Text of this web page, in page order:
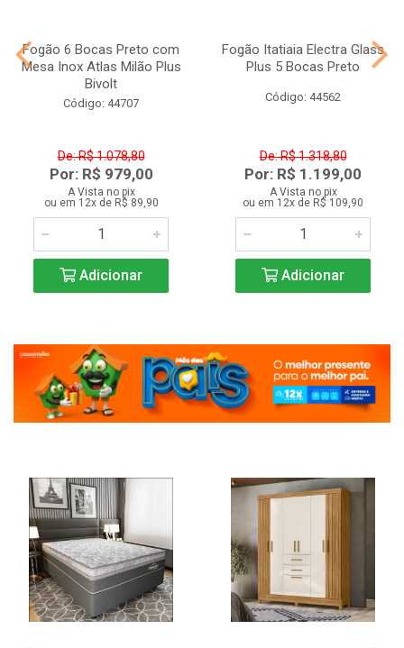
Fogão 6 Bocas Preto com
Mesa Inox Atlas Milão Plus
Bivolt
Código: 44707
De: R$ 1.078,80
Por: R$ 979,00
A Vista no pix
ou em 12x de R$ 89,90
Adicionar
Fogão Itatiaia Electra Glass
Plus 5 Bocas Preto
Código: 44562
De: R$ 1.318,80
Por: R$ 1.199,00
A Vista no pix
ou em 12x de R$ 109,90
Adicionar